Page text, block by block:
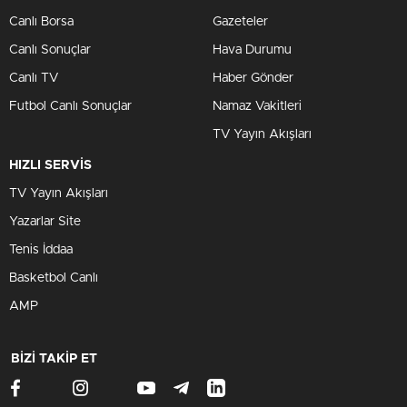
Canlı Borsa
Canlı Sonuçlar
Canlı TV
Futbol Canlı Sonuçlar
Gazeteler
Hava Durumu
Haber Gönder
Namaz Vakitleri
TV Yayın Akışları
HIZLI SERVİS
TV Yayın Akışları
Yazarlar Site
Tenis İddaa
Basketbol Canlı
AMP
BİZİ TAKİP ET